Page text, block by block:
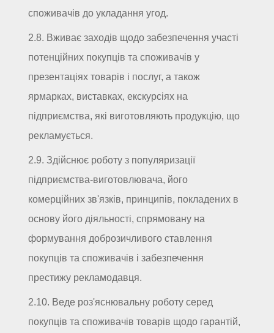
споживачів до укладання угод.
2.8. Вживає заходів щодо забезпечення участі
потенційних покупців та споживачів у
презентаціях товарів і послуг, а також
ярмарках, виставках, екскурсіях на
підприємства, які виготовляють продукцію, що
рекламується.
2.9. Здійснює роботу з популяризації
підприємства-виготовлювача, його
комерційних зв'язків, принципів, покладених в
основу його діяльності, спрямовану на
формування доброзичливого ставлення
покупців та споживачів і забезпечення
престижу рекламодавця.
2.10. Веде роз'яснювальну роботу серед
покупців та споживачів товарів щодо гарантій,